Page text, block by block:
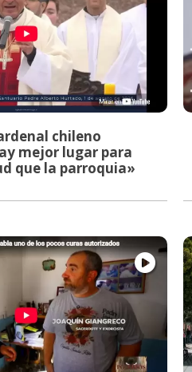
chileno
mejor lugar para
que la parroquia»